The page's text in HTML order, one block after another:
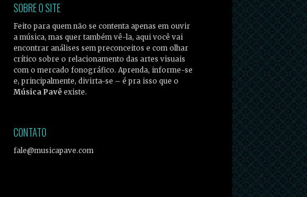
SOBRE O SITE
Feito para quem não se contenta apenas em ouvir
a música, mas quer também vê-la, aqui você vai
encontrar análises sem preconceitos e com olhar
crítico sobre o relacionamento das artes visuais
com o mercado fonográfico. Aprenda, informe-se
e, principalmente, divirta-se – é pra isso que o
Música Pavê existe.
CONTATO
fale@musicapave.com